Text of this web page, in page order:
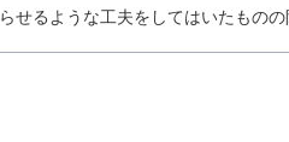
らせるような工夫をしてはいたものの